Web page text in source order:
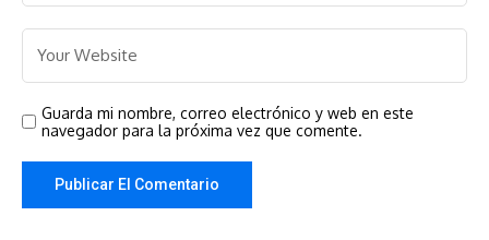
Guarda mi nombre, correo electrónico y web en este
navegador para la próxima vez que comente.